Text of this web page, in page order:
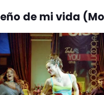
de mi vida